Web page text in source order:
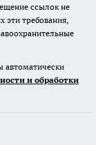
ссылок не
эти требования,
автоматически
и обработки